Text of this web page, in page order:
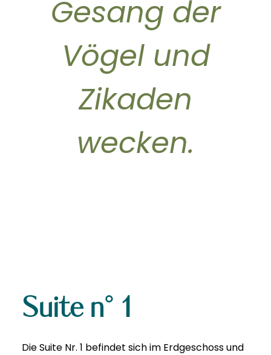
Gesang der
Vögel und
Zikaden
wecken.
Suite n° 1
Die Suite Nr. 1 befindet sich im Erdgeschoss und